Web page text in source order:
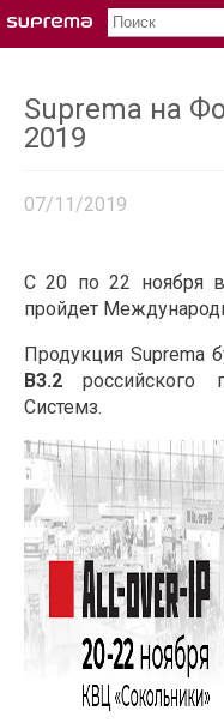
RFID считыватели
Xpass S2
Биометрическое
BioStation 3
FaceStation F2
BioEntry P2
BioLite N2
BioEntry R2
CoreStation
Аксессуары
Кронштейн
OM-120
Suprema на
2019
07/11/2019
С 20 по 22 ноября
пройдет
Продукция Suprema
В3.2 российского
Системз.